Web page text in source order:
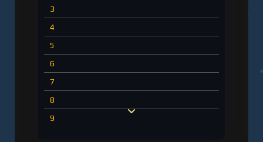
3
4
5
6
7
8
9